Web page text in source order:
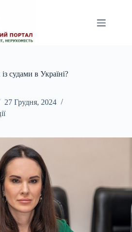
судами в Україні?
27 Грудня, 2024